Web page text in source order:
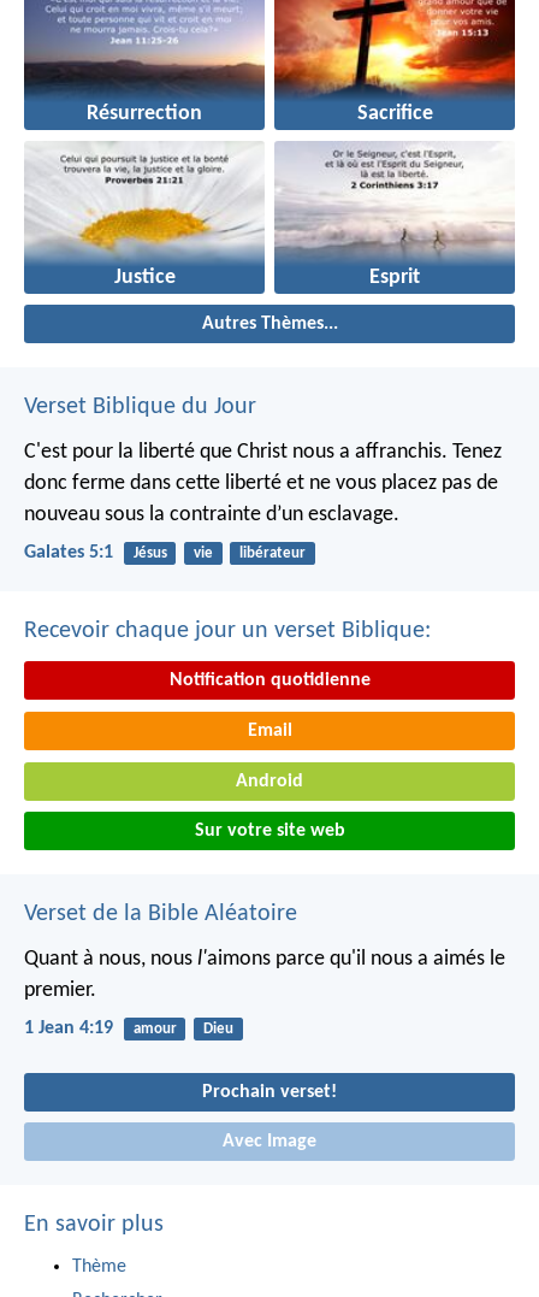
Résurrection Sacrifice
Justice Esprit
Autres Thèmes...
Verset Biblique du Jour
C'est pour la liberté que Christ nous a affranchis. Tenez
donc ferme dans cette liberté et ne vous placez pas de
nouveau sous la contrainte d’un esclavage.
Galates 5:1 Jésus vie libérateur
Recevoir chaque jour un verset Biblique:
Notification quotidienne
Email
Android
Sur votre site web
Verset de la Bible Aléatoire
Quant à nous, nous l'aimons parce qu'il nous a aimés le
premier.
1 Jean 4:19 amour Dieu
Prochain verset!
Avec Image
En savoir plus
Thème